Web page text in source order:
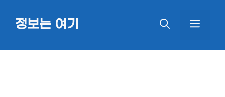
정보는 여기